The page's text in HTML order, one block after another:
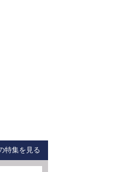
特集を見る